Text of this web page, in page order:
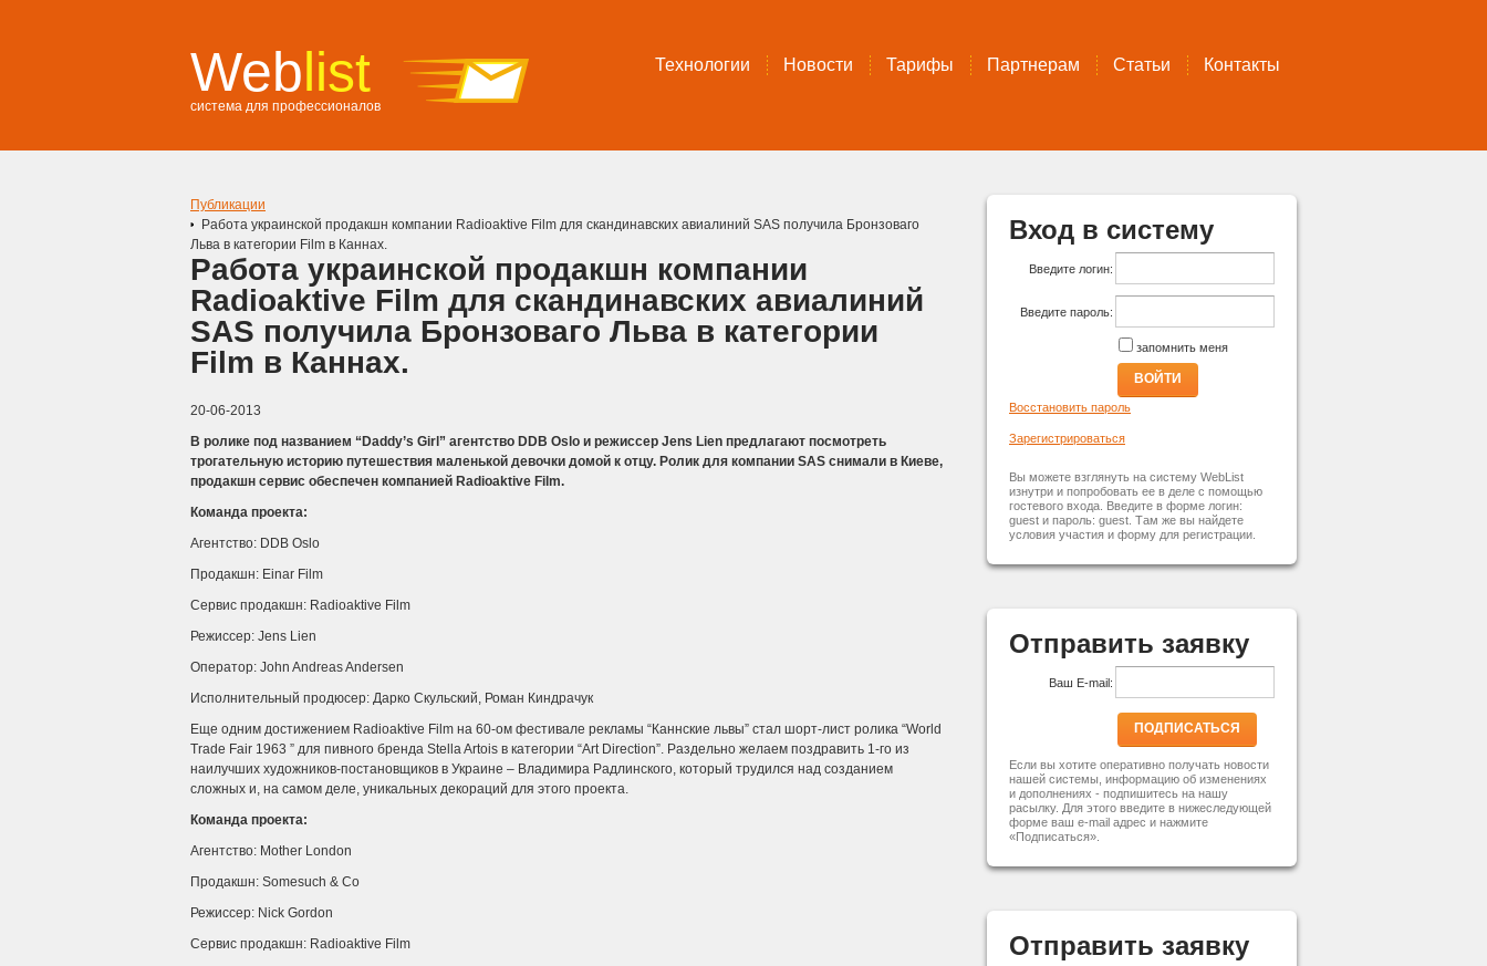
Weblist
система для профессионалов
Технологии Новости Тарифы Партнерам Статьи Контакты
Публикации
Работа украинской продакшн компании Radioaktive Film для скандинавских авиалиний SAS получила Бронзоваго
Льва в категории Film в Каннах.
Работа украинской продакшн компании
Radioaktive Film для скандинавских авиалиний
SAS получила Бронзоваго Льва в категории
Film в Каннах.
20-06-2013
В ролике под названием “Daddy’s Girl” агентство DDB Oslo и режиссер Jens Lien предлагают посмотреть
трогательную историю путешествия маленькой девочки домой к отцу. Ролик для компании SAS снимали в Киеве,
продакшн сервис обеспечен компанией Radioaktive Film.
Команда проекта:
Агентство: DDB Oslo
Продакшн: Einar Film
Сервис продакшн: Radioaktive Film
Режиссер: Jens Lien
Оператор: John Andreas Andersen
Исполнительный продюсер: Дарко Скульский, Роман Киндрачук
Еще одним достижением Radioaktive Film на 60-ом фестивале рекламы “Каннские львы” стал шорт-лист ролика “World
Trade Fair 1963 ” для пивного бренда Stella Artois в категории “Art Direction”. Раздельно желаем поздравить 1-го из
наилучших художников-постановщиков в Украине – Владимира Радлинского, который трудился над созданием
сложных и, на самом деле, уникальных декораций для этого проекта.
Команда проекта:
Агентство: Mother London
Продакшн: Somesuch & Co
Режиссер: Nick Gordon
Сервис продакшн: Radioaktive Film
Вход в систему
Введите логин:
Введите пароль:
запомнить меня
ВОЙТИ
Восстановить пароль
Зарегистрироваться
Вы можете взглянуть на систему WebList
изнутри и попробовать ее в деле с помощью
гостевого входа. Введите в форме логин:
guest и пароль: guest. Там же вы найдете
условия участия и форму для регистрации.
Отправить заявку
Ваш E-mail:
ПОДПИСАТЬСЯ
Если вы хотите оперативно получать новости
нашей системы, информацию об изменениях
и дополнениях - подпишитесь на нашу
расылку. Для этого введите в нижеследующей
форме ваш e-mail адрес и нажмите
«Подписаться».
Отправить заявку